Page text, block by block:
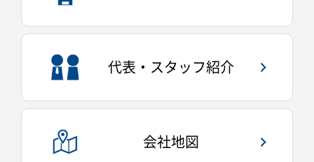
代表・スタッフ紹介
会社地図